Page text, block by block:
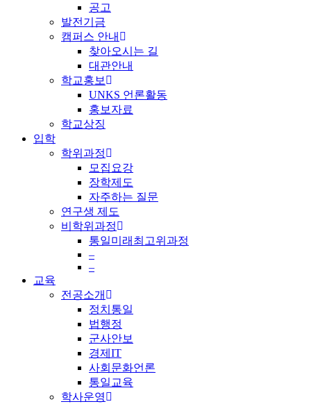
공고
발전기금
캠퍼스 안내
찾아오시는 길
대관안내
학교홍보
UNKS 언론활동
홍보자료
학교상징
입학
학위과정
모집요강
장학제도
자주하는 질문
연구생 제도
비학위과정
통일미래최고위과정
–
–
교육
전공소개
정치통일
법행정
군사안보
경제IT
사회문화언론
통일교육
학사운영